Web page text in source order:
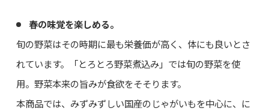
春の味覚を楽しめる。
旬の野菜はその時期に最も栄養価が高く、体にも良いとさ
れています。「とろとろ野菜煮込み」では旬の野菜を使
用。野菜本来の旨みが食欲をそそります。
本商品では、みずみずしい国産のじゃがいもを中心に、に